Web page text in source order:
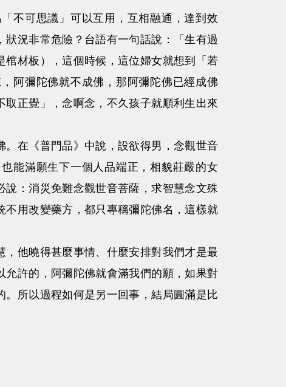
可思議」可以互用，互相融通，達到效
況非常危險？台語有一句話說：「生有過
材板），這個時候，這位婦女就想到「若
阿彌陀佛就不成佛，那阿彌陀佛已經成佛
正覺」，念啊念，不久孩子就順利生出來
在《普門品》中說，設欲得男，念觀世音
能滿願生下一個人品端正，相貌莊嚴的女
：消災免難念觀世音菩薩，求智慧念文殊
用改變藥方，都只專稱彌陀佛名，這樣就
他曉得甚麼事情、什麼安排對我們才是最
許的，阿彌陀佛就會滿我們的願，如果對
所以過程如何是另一回事，結局圓滿是比